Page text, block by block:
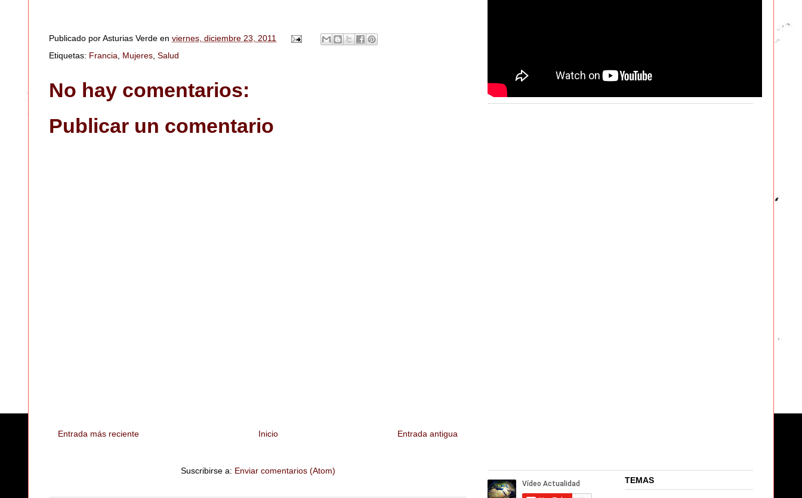
Publicado porAsturias Verde en viernes, diciembre 23, 2011
Etiquetas: Francia Mujeres Salud
No hay comentarios:
Publicar un comentario
Entrada más reciente Entrada antigua
Inicio
Suscribirse a: Enviar comentarios (Atom)
TEMAS